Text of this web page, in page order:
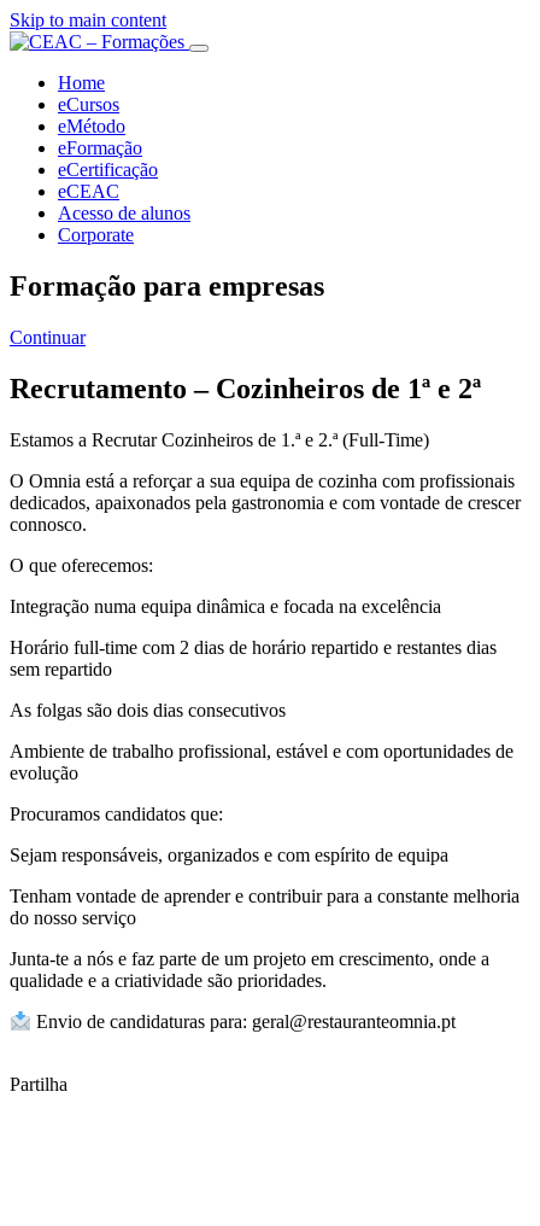
Skip to main content
Home
eCursos
eMétodo
eFormação
eCertificação
eCEAC
Acesso de alunos
Corporate
Formação para empresas
Continuar
Recrutamento – Cozinheiros de 1ª e 2ª
Estamos a Recrutar Cozinheiros de 1.ª e 2.ª (Full-Time)
O Omnia está a reforçar a sua equipa de cozinha com profissionais
dedicados, apaixonados pela gastronomia e com vontade de crescer
connosco.
O que oferecemos:
Integração numa equipa dinâmica e focada na excelência
Horário full-time com 2 dias de horário repartido e restantes dias
sem repartido
As folgas são dois dias consecutivos
Ambiente de trabalho profissional, estável e com oportunidades de
evolução
Procuramos candidatos que:
Sejam responsáveis, organizados e com espírito de equipa
Tenham vontade de aprender e contribuir para a constante melhoria
do nosso serviço
Junta-te a nós e faz parte de um projeto em crescimento, onde a
qualidade e a criatividade são prioridades.
Envio de candidaturas para: geral@restauranteomnia.pt
Partilha